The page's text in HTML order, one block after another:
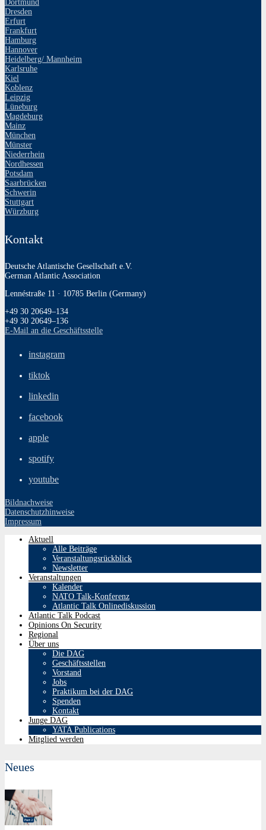
Dortmund
Dresden
Erfurt
Frankfurt
Hamburg
Hannover
Heidelberg/ Mannheim
Karlsruhe
Kiel
Koblenz
Leipzig
Lüneburg
Magdeburg
Mainz
München
Münster
Niederrhein
Nordhessen
Potsdam
Saarbrücken
Schwerin
Stuttgart
Würzburg
Kontakt
Deutsche Atlantische Gesellschaft e.V.
German Atlantic Association
Lennéstraße 11 · 10785 Berlin (Germany)
+49 30 20649–134
+49 30 20649–136
E‑Mail an die Geschäftsstelle
instagram
tiktok
linkedin
facebook
apple
spotify
youtube
Bildnachweise
Datenschutzhinweise
Impressum
Aktuell
Alle Beiträge
Veranstaltungsrückblick
Newsletter
Veranstaltungen
Kalender
NATO Talk-Konferenz
Atlantic Talk Onlinediskussion
Atlantic Talk Podcast
Opinions On Security
Regional
Über uns
Die DAG
Geschäftsstellen
Vorstand
Jobs
Praktikum bei der DAG
Spenden
Kontakt
Junge DAG
YATA Publications
Mitglied werden
Neues